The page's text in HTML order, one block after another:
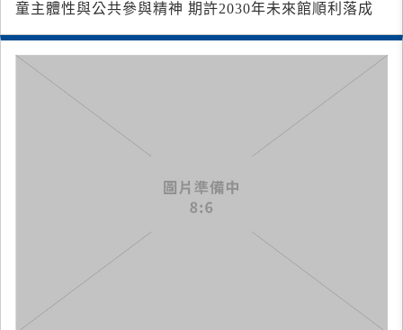
童主體性與公共參與精神 期許2030年未來館順利落成